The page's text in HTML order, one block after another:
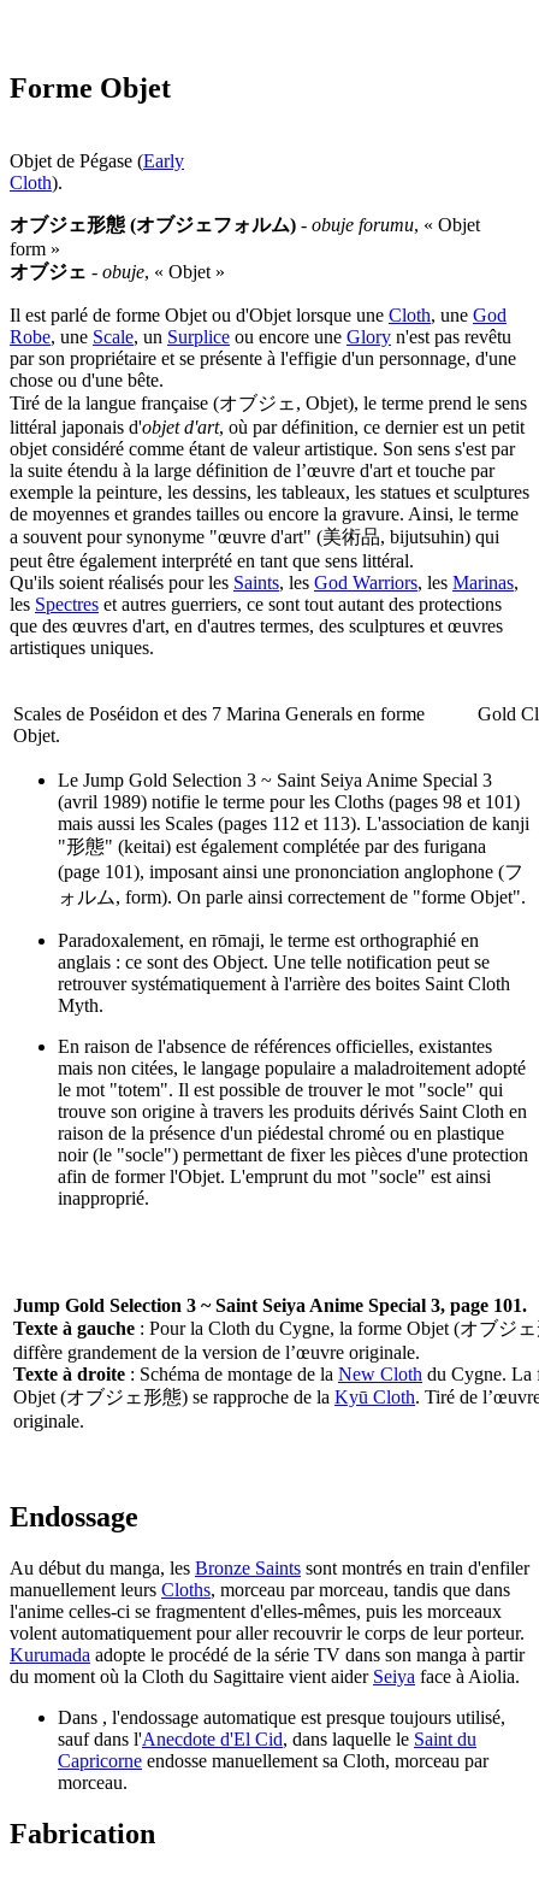
Forme Objet
Objet de Pégase (Early
Cloth).
オブジェ形態 (オブジェフォルム) - obuje forumu, « Objet
form »
オブジェ - obuje, « Objet »
Il est parlé de forme Objet ou d'Objet lorsque une Cloth, une God
Robe, une Scale, un Surplice ou encore une Glory n'est pas revêtu
par son propriétaire et se présente à l'effigie d'un personnage, d'une
chose ou d'une bête.
Tiré de la langue française (オブジェ, Objet), le terme prend le sens
littéral japonais d'objet d'art, où par définition, ce dernier est un petit
objet considéré comme étant de valeur artistique. Son sens s'est par
la suite étendu à la large définition de l’œuvre d'art et touche par
exemple la peinture, les dessins, les tableaux, les statues et sculptures
de moyennes et grandes tailles ou encore la gravure. Ainsi, le terme
a souvent pour synonyme "œuvre d'art" (美術品, bijutsuhin) qui
peut être également interprété en tant que sens littéral.
Qu'ils soient réalisés pour les Saints, les God Warriors, les Marinas,
les Spectres et autres guerriers, ce sont tout autant des protections
que des œuvres d'art, en d'autres termes, des sculptures et œuvres
artistiques uniques.
Scales de Poséidon et des 7 Marina Generals en forme
Objet.
Gold
Le Jump Gold Selection 3 ~ Saint Seiya Anime Special 3
(avril 1989) notifie le terme pour les Cloths (pages 98 et 101)
mais aussi les Scales (pages 112 et 113). L'association de kanji
"形態" (keitai) est également complétée par des furigana
(page 101), imposant ainsi une prononciation anglophone (フ
ォルム, form). On parle ainsi correctement de "forme Objet".
Paradoxalement, en rōmaji, le terme est orthographié en
anglais : ce sont des Object. Une telle notification peut se
retrouver systématiquement à l'arrière des boites Saint Cloth
Myth.
En raison de l'absence de références officielles, existantes
mais non citées, le langage populaire a maladroitement adopté
le mot "totem". Il est possible de trouver le mot "socle" qui
trouve son origine à travers les produits dérivés Saint Cloth en
raison de la présence d'un piédestal chromé ou en plastique
noir (le "socle") permettant de fixer les pièces d'une protection
afin de former l'Objet. L'emprunt du mot "socle" est ainsi
inapproprié.
Jump Gold Selection 3 ~ Saint Seiya Anime Special 3, page 101.
Texte à gauche : Pour la Cloth du Cygne, la forme Objet (オブジ
diffère grandement de la version de l’œuvre originale.
Texte à droite : Schéma de montage de la New Cloth du Cygne. La
Objet (オブジェ形態) se rapproche de la Kyū Cloth. Tiré de
originale.
Endossage
Au début du manga, les Bronze Saints sont montrés en train d'enfiler
manuellement leurs Cloths, morceau par morceau, tandis que dans
l'anime celles-ci se fragmentent d'elles-mêmes, puis les morceaux
volent automatiquement pour aller recouvrir le corps de leur porteur.
Kurumada adopte le procédé de la série TV dans son manga à partir
du moment où la Cloth du Sagittaire vient aider Seiya face à Aiolia.
Dans , l'endossage automatique est presque toujours utilisé,
sauf dans l'Anecdote d'El Cid, dans laquelle le Saint du
Capricorne endosse manuellement sa Cloth, morceau par
morceau.
Fabrication